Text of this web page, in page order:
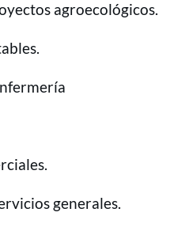
agroecológicos.
generales.